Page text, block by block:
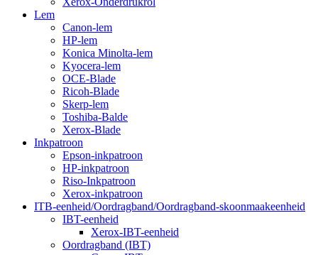
Lem
Canon-lem
HP-lem
Konica Minolta-lem
Kyocera-lem
OCE-Blade
Ricoh-Blade
Skerp-lem
Toshiba-Balde
Xerox-Blade
Inkpatroon
Epson-inkpatroon
HP-inkpatroon
Riso-Inkpatroon
Xerox-inkpatroon
ITB-eenheid/Oordragband/Oordragband-skoonmaakeenheid
IBT-eenheid
Xerox-IBT-eenheid
Oordragband (IBT)